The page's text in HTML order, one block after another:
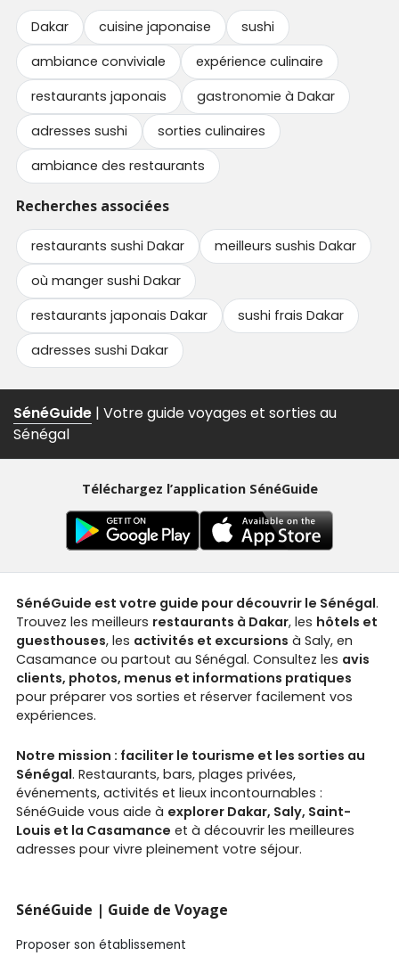
Dakar cuisine japonaise
sushi
ambiance conviviale
expérience culinaire
restaurants japonais
gastronomie à Dakar
adresses sushi
sorties culinaires
ambiance des restaurants
Recherches associées
restaurants sushi Dakar
meilleurs sushis Dakar
où manger sushi Dakar
restaurants japonais Dakar
sushi frais Dakar
adresses sushi Dakar
SénéGuide | Votre guide voyages et sorties au
Sénégal
Téléchargez l’application SénéGuide
SénéGuide est votre guide pour découvrir le Sénégal.
Trouvez les meilleurs restaurants à Dakar, les hôtels et
guesthouses, les activités et excursions à Saly, en
Casamance ou partout au Sénégal. Consultez les avis
clients, photos, menus et informations pratiques
pour préparer vos sorties et réserver facilement vos
expériences.
Notre mission : faciliter le tourisme et les sorties au
Sénégal. Restaurants, bars, plages privées,
événements, activités et lieux incontournables :
SénéGuide vous aide à explorer Dakar, Saly, Saint-
Louis et la Casamance et à découvrir les meilleures
adresses pour vivre pleinement votre séjour.
SénéGuide | Guide de Voyage
Proposer son établissement